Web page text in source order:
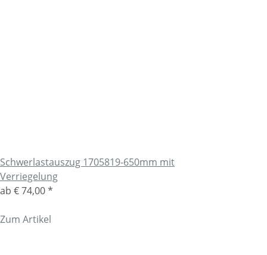
Schwerlastauszug 1705819-650mm mit
Verriegelung
ab € 74,00*
Zum Artikel